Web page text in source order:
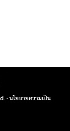
·นโยบายความเป็น